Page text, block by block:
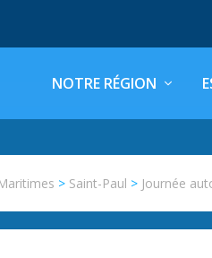
NOTRE RÉGION
> Saint-Paul > Journée